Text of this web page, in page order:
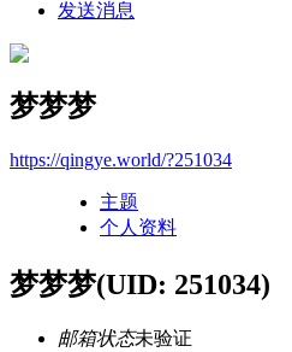
发送消息
梦梦梦
https://qingye.world/?251034
主题
个人资料
梦梦梦(UID: 251034)
邮箱状态未验证